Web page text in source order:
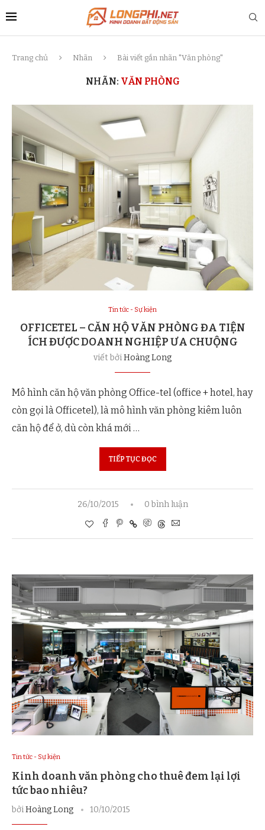
Trang chủ Nhãn Bài viết gắn nhãn "Văn phòng"
NHÃN: VĂN PHÒNG
Tin tức - Sự kiện
OFFICETEL – CĂN HỘ VĂN PHÒNG ĐA TIỆN
ÍCH ĐƯỢC DOANH NGHIỆP ƯA CHUỘNG
viết bởiHoàng Long
Mô hình căn hộ văn phòng Office-tel (office + hotel, hay
còn gọi là Officetel), là mô hình văn phòng kiêm luôn
căn hộ để ở, dù còn khá mới …
TIẾP TỤC ĐỌC
26/10/2015 0 bình luận
Tin tức - Sự kiện
Kinh doanh văn phòng cho thuê đem lại lợi
tức bao nhiêu?
bởiHoàng Long 10/10/2015